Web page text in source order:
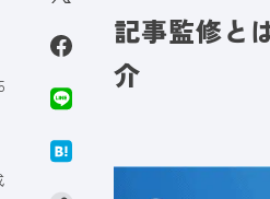
記事監修と
介